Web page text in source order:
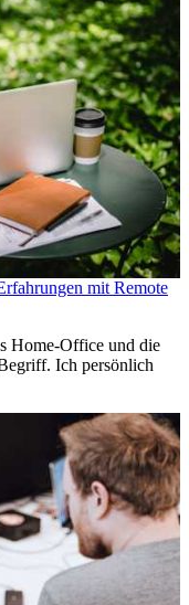
mit Remote
Home-Office und die
Ich persönlich